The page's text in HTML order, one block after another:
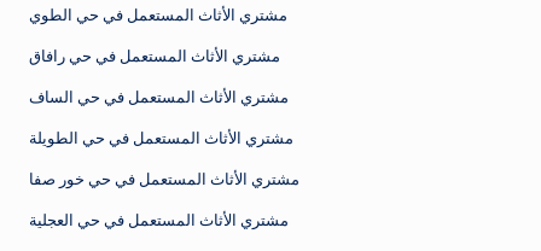
مشتري الأثاث المستعمل في حي الطوي
مشتري الأثاث المستعمل في حي رافاق
مشتري الأثاث المستعمل في حي الساف
مشتري الأثاث المستعمل في حي الطويلة
مشتري الأثاث المستعمل في حي خور صفا
مشتري الأثاث المستعمل في حي العجلية